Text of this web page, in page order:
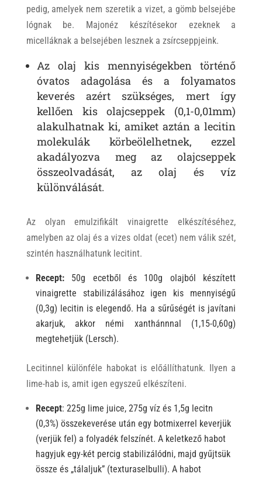
pedig, amelyek nem szeretik a vizet, a gömb belsejébe
lógnak be. Majonéz készítésekor ezeknek a
micelláknak a belsejében lesznek a zsírcseppjeink.
Az olaj kis mennyiségekben történő
óvatos adagolása és a folyamatos
keverés azért szükséges, mert így
kellően kis olajcseppek (0,1-0,01mm)
alakulhatnak ki, amiket aztán a lecitin
molekulák körbeölelhetnek, ezzel
akadályozva meg az olajcseppek
összeolvadását, az olaj és víz
különválását.
Az olyan emulzifikált vinaigrette elkészítéséhez,
amelyben az olaj és a vizes oldat (ecet) nem válik szét,
szintén használhatunk lecitint.
Recept:50g ecetből és 100g olajból készített
vinaigrette stabilizálásához igen kis mennyiségű
(0,3g) lecitin is elegendő. Ha a sűrűségét is javítani
akarjuk, akkor némi xanthánnnal (1,15-0,60g)
megtehetjük (Lersch).
Lecitinnel különféle habokat is előállíthatunk. Ilyen a
lime-hab is, amit igen egyszeű elkészíteni.
Recept: 225g lime juice, 275g víz és 1,5g lecitn
(0,3%) összekeverése után egy botmixerrel keverjük
(verjük fel) a folyadék felszínét. A keletkező habot
hagyjuk egy-két percig stabilizálódni, majd gyűjtsük
össze és „tálaljuk” (texturaselbulli). A habot